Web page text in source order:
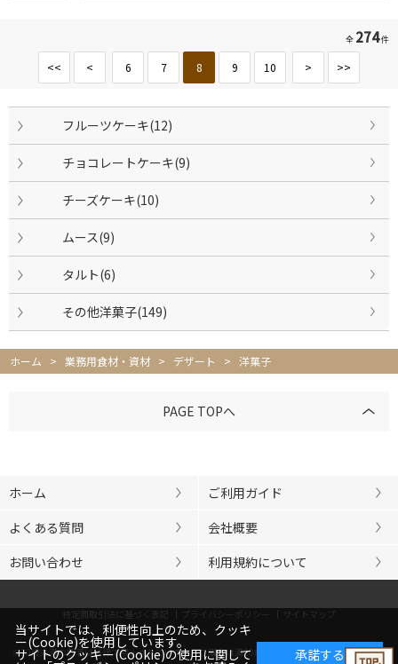
全 274件
<< < 6 7 8 9 10 > >>
フルーツケーキ(12)
チョコレートケーキ(9)
チーズケーキ(10)
ムース(9)
タルト(6)
その他洋菓子(149)
ホーム > 業務用食材・資材 > デザート > 洋菓子
PAGE TOPへ
ホーム
ご利用ガイド
よくある質問
会社概要
お問い合わせ
利用規約について
特定商取引法に基づく表記 プライバシーポリシー サイトマップ
※20歳未満の飲酒は法律で禁止されています。ご購入は満20歳以上の方に限らせていただきま
当サイトでは、利便性向上のため、クッキ
ー(Cookie)を使用しています。
サイトのクッキー(Cookie)の使用に関して 承諾する